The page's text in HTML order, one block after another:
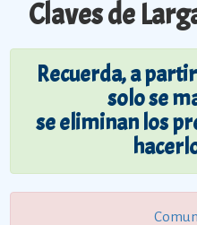
Claves de
Recuerda, a
solo se
se eliminan los